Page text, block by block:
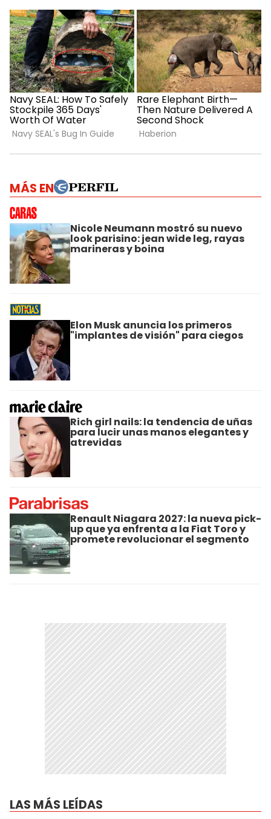
MÁS EN
Nicole Neumann mostró su nuevo
look parisino: jean wide leg, rayas
marineras y boina
Elon Musk anuncia los primeros
"implantes de visión" para ciegos
Rich girl nails: la tendencia de uñas
para lucir unas manos elegantes y
atrevidas
Renault Niagara 2027: la nueva pick-
up que ya enfrenta a la Fiat Toro y
promete revolucionar el segmento
LAS MÁS LEÍDAS